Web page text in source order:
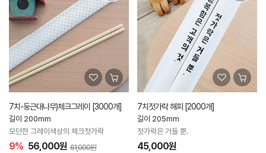
7치-둥근대나무)체크그레이 [3000개]
길이 200mm
모던한 그레이색상의 체크젓가락
9% 56,000원 61,000원
7치젓가락 해피 [2000개]
길이 205mm
젓가락은 거들 뿐.
45,000원